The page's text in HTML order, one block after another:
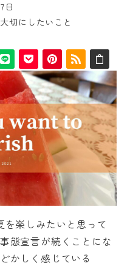
日
ゴリー
大切にしたいこと
楽しみたいと思って
態宣言が続くことにな
かしく感じている